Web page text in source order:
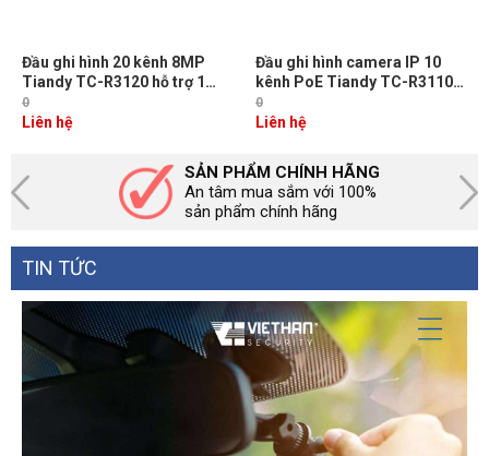
Đầu ghi hình 20 kênh 8MP
Tiandy TC-R3120 hỗ trợ 1
sata upto 10TB, băng thông
đầu vào 80Mbps
0
Liên hệ
Đầu ghi hình camera IP 10
kênh PoE Tiandy TC-R3110
chuẩn nén H.265+/H.254,
6Mp, 1 sata
0
Liên hệ
SẢN PHẨM CHÍNH HÃNG
An tâm mua sắm với 100%
sản phẩm chính hãng
TIN TỨC